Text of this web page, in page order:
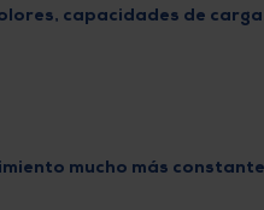
capacidades de
mucho más constante